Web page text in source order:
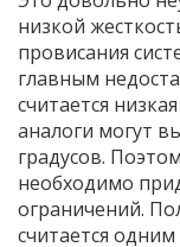
низкой
провисания
главным
считается
аналоги могут
градусов.
необходимо
ограничений.
считается